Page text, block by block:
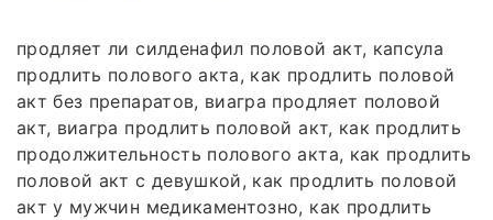
продляет ли силденафил половой акт, капсула
продлить полового акта, как продлить половой
акт без препаратов, виагра продляет половой
акт, виагра продлить половой акт, как продлить
продолжительность полового акта, как продлить
половой акт с девушкой, как продлить половой
акт у мужчин медикаментозно, как продлить